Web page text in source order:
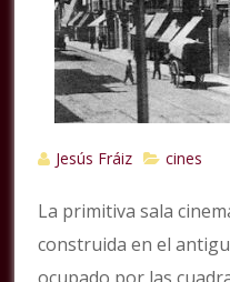
Jesús Fráiz cines
La primitiva sala
construida en el